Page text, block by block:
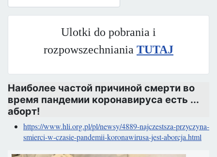
Ulotki do pobrania i
rozpowszechniania TUTAJ
Наиболее частой причиной смерти во
время пандемии коронавируса есть ...
аборт!
https://www.hli.org.pl/pl/newsy/4889-najczestsza-przyczyna-
smierci-w-czasie-pandemii-koronawirusa-jest-aborcja.html